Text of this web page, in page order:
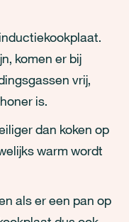
komen er bij
vrij,
is.
dan koken op
warm wordt
als er een pan op